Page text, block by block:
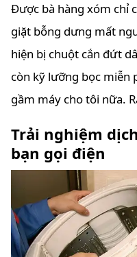
Được bà hàng xóm chỉ
giặt bỗng dưng mất
hiện bị chuột cắn đứt
còn kỹ lưỡng bọc miễn
gầm máy cho tôi nữa.
Trải nghiệm
bạn gọi điện